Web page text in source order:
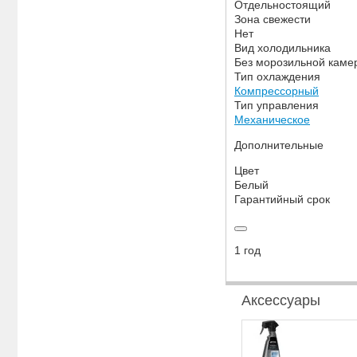
Отдельностоящий
Зона свежести
Нет
Вид холодильника
Без морозильной
Тип охлаждения
Компрессорный
Тип управления
Механическое
Дополнительные
Цвет
Белый
Гарантийный срок
1 год
Аксессуары